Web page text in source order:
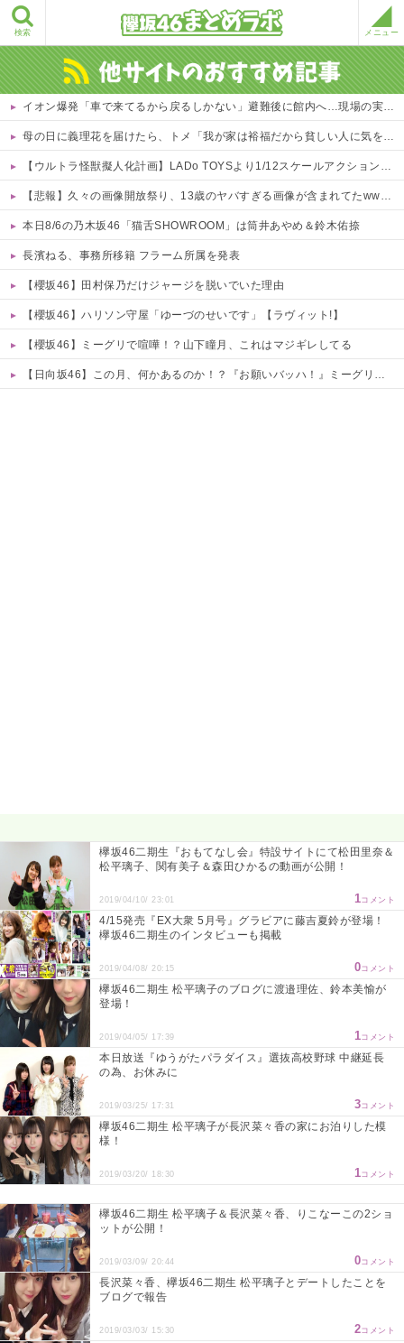
検索 メニュー
イオン爆発「車で来てるから戻るしかない」避難後に館内へ…現場の実態が判明
母の日に義理花を届けたら、トメ「我が家は裕福だから貧しい人に気を使われても〜」と嫌味。長男の嫁の私が笑顔で繰り出した返り討ちのカウンターがこちら←長男嫁の特権をフル活用してて草
【ウルトラ怪獣擬人化計画】LADo TOYSより1/12スケールアクションフィギュア化決定
【悲報】久々の画像開放祭り、13歳のヤバすぎる画像が含まれてたwwwwww 他
本日8/6の乃木坂46「猫舌SHOWROOM」は筒井あやめ＆鈴木佑捺
長濱ねる、事務所移籍 フラーム所属を発表
【櫻坂46】田村保乃だけジャージを脱いでいた理由
【櫻坂46】ハリソン守屋「ゆーづのせいです」【ラヴィット!】
【櫻坂46】ミーグリで喧嘩！？山下瞳月、これはマジギレしてる
【日向坂46】この月、何かあるのか！？『お願いバッハ！』ミーグリ日程がこちら
欅坂46二期生『おもてなし会』特設サイトにて松田里奈＆
松平璃子、関有美子＆森田ひかるの動画が公開！
2019/04/10/ 23:01 1コメント
4/15発売『EX大衆 5月号』グラビアに藤吉夏鈴が登場！
欅坂46二期生のインタビューも掲載
2019/04/08/ 20:15 0コメント
欅坂46二期生 松平璃子のブログに渡邉理佐、鈴本美愉が
登場！
2019/04/05/ 17:39 1コメント
本日放送『ゆうがたパラダイス』選抜高校野球 中継延長
の為、お休みに
2019/03/25/ 17:31 3コメント
欅坂46二期生 松平璃子が長沢菜々香の家にお泊りした模
様！
2019/03/20/ 18:30 1コメント
欅坂46二期生 松平璃子＆長沢菜々香、りこなーこの2ショ
ットが公開！
2019/03/09/ 20:44 0コメント
長沢菜々香、欅坂46二期生 松平璃子とデートしたことを
ブログで報告
2019/03/03/ 15:30 2コメント